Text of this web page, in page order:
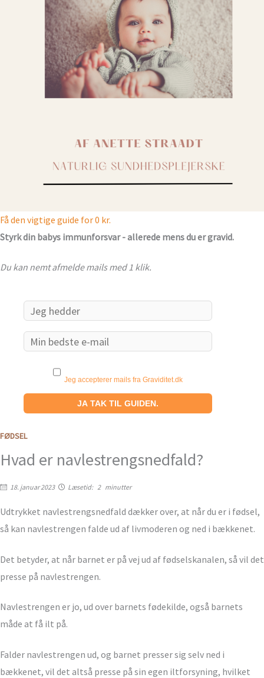
Få den vigtige guide for 0 kr.
Styrk din babys immunforsvar - allerede mens du er gravid.
Du kan nemt afmelde mails med 1 klik.
Jeg accepterer mails fra Graviditet.dk
FØDSEL
Hvad er navlestrengsnedfald?
18. januar 2023 Læsetid: 2 minutter
Udtrykket navlestrengsnedfald dækker over, at når du er i fødsel,
så kan navlestrengen falde ud af livmoderen og ned i bækkenet.
Det betyder, at når barnet er på vej ud af fødselskanalen, så vil det
presse på navlestrengen.
Navlestrengen er jo, ud over barnets fødekilde, også barnets
måde at få ilt på.
Falder navlestrengen ud, og barnet presser sig selv ned i
bækkenet, vil det altså presse på sin egen iltforsyning, hvilket